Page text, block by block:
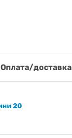
Оплата/доставка
20